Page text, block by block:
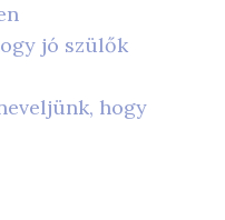
jó szülők
hogy